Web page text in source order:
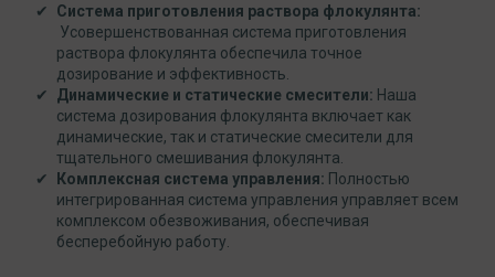
Система приготовления раствора флокулянта:
Усовершенствованная система приготовления
раствора флокулянта обеспечила точное
дозирование и эффективность.
Динамические и статические смесители: Наша
система дозирования флокулянта включает как
динамические, так и статические смесители для
тщательного смешивания флокулянта.
Комплексная система управления: Полностью
интегрированная система управления управляет всем
комплексом обезвоживания, обеспечивая
бесперебойную работу.